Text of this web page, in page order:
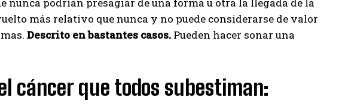
más relativo que nunca y no puede considerarse de valor
Descrito en bastantes casos. Pueden hacer sonar una
cáncer que todos subestiman: